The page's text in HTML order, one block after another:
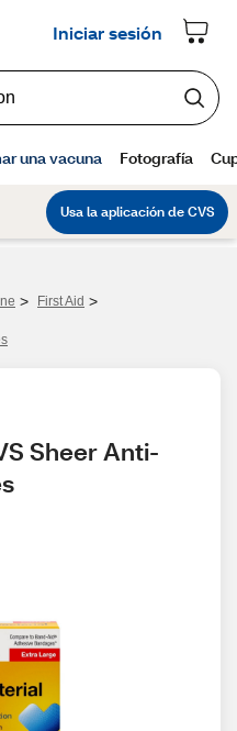
> First Aid >
Sheer Anti-